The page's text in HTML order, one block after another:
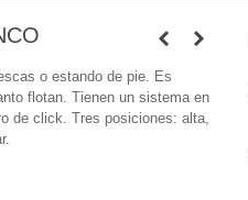
o estando de pie. Es
flotan. Tienen un sistema en
de click. Tres posiciones: alta,